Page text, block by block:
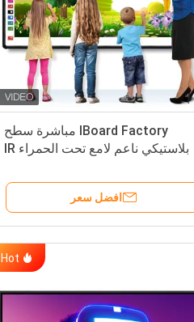
IBoard Factory مباشرة سطح
بلاستيكي ناعم لامع تحت الحمراء IR
الإصبع شريط الجانب الاختياري 22
افضل سعر
Hot